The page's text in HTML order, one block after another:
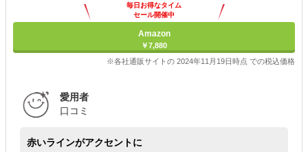
毎日お得なタイム
セール開催中
Amazon
￥7,880
※各社通販サイトの 2024年11月19日時点 での税込価格
愛用者
口コミ
赤いラインがアクセントに